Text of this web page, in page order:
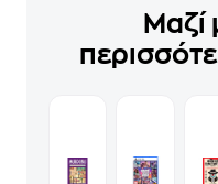
Μαζί